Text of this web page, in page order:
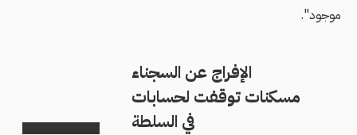
موجود".
الإفراج عن السجناء
مسكنات توقفت لحسابات
في السلطة